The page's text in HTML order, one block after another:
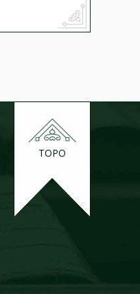
TOPO